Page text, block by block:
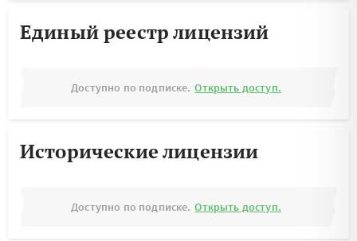
Единый реестр лицензий
Доступно по подписке. Открыть доступ.
Исторические лицензии
Доступно по подписке. Открыть доступ.